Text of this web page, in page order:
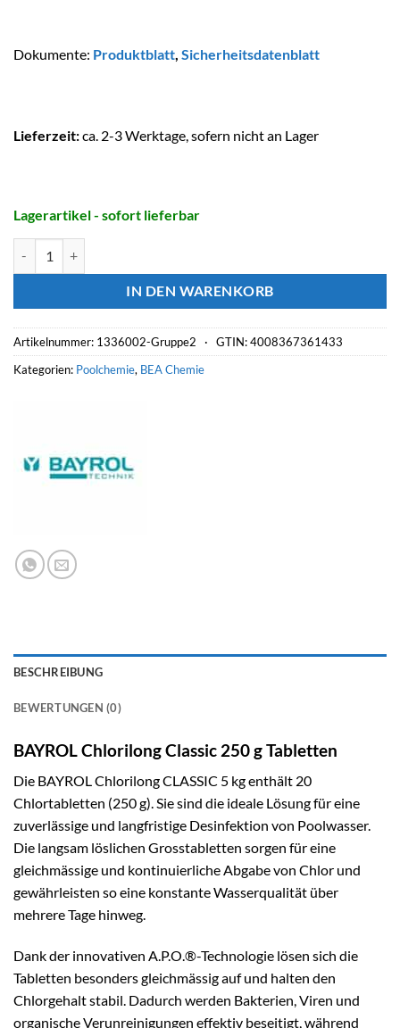
Dokumente: Produktblatt Sicherheitsdatenblatt
Lieferzeit:ca. 2-3 Werktage, sofern nicht an Lager
Lagerartikel - sofort lieferbar
IN DEN WARENKORB
Artikelnummer: 1336002-Gruppe2 · GTIN: 4008367361433
Kategorien: Poolchemie, BEA Chemie
BESCHREIBUNG
BEWERTUNGEN (0)
BAYROL Chlorilong Classic 250 g Tabletten
Die BAYROL Chlorilong CLASSIC 5 kg enthält 20
Chlortabletten (250 g). Sie sind die ideale Lösung für eine
zuverlässige und langfristige Desinfektion von Poolwasser.
Die langsam löslichen Grosstabletten sorgen für eine
gleichmässige und kontinuierliche Abgabe von Chlor und
gewährleisten so eine konstante Wasserqualität über
mehrere Tage hinweg.
Dank der innovativen A.P.O.®-Technologie lösen sich die
Tabletten besonders gleichmässig auf und halten den
Chlorgehalt stabil. Dadurch werden Bakterien, Viren und
organische Verunreinigungen effektiv beseitigt, während